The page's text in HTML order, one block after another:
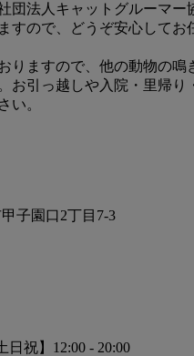
団法人キャットグルーマー
すので、どうぞ安心してお
りますので、他の動物の鳴
お引っ越しや入院・里帰り
い。
子園口2丁目7-3
日祝】12:00 - 20:00